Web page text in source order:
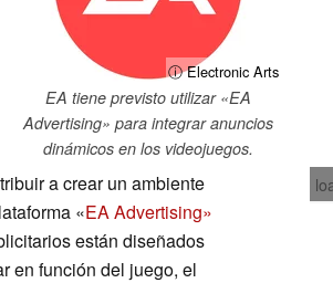
ⓘ Electronic Arts
EA tiene previsto utilizar «EA
Advertising» para integrar anuncios
dinámicos en los videojuegos.
a crear un ambiente
«EA Advertising»
están diseñados
en función del juego, el